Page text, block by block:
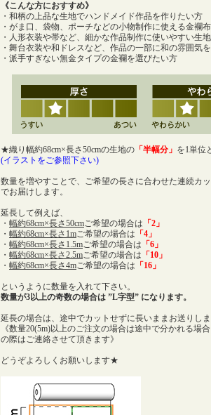
《こんな方におすすめ》
・和柄の上品な生地でハンドメイド作品を作りたい方
・がま口、袋物、ポーチなどの小物制作に使える金襴
・人形衣装や帯など、細かな作品制作に使いやすい生
・舞台衣装や和ドレスなど、作品の一部に和の雰囲気
・派手すぎない無金タイプの金襴を選びたい方
★織り幅約68cm×長さ50cmの生地の 「半幅分」 を1単位
(イラストをご参照下さい)
数量を増やすことで、ご希望の長さに合わせた連続カ
でお届けします。
延長して例えば、
・ 幅約68cm×長さ50cmご希望の場合は 「2」
・ 幅約68cm×長さ1mご希望の場合は 「4」
・ 幅約68cm×長さ1.5mご希望の場合は 「6」
・ 幅約68cm×長さ2.5mご希望の場合は 「10」
・ 幅約68cm×長さ4mご希望の場合は 「16」
というように数量を入れて下さい。
数量が3以上の奇数の場合は ”L字型” になります。
延長の場合は、途中でカットせずに長いままお送りしま
《数量20(5m)以上のご注文の場合は途中で分かれる場
の際はご連絡させて頂きます》
どうぞよろしくお願いします★